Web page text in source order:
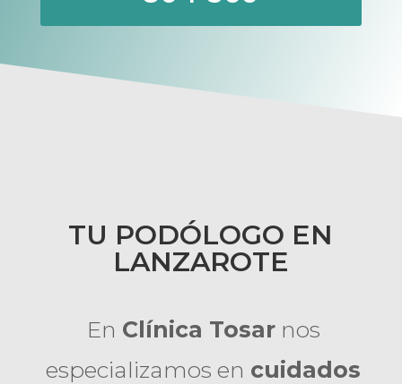
TU PODÓLOGO EN
LANZAROTE
En Clínica Tosarnos
especializamos en cuidados